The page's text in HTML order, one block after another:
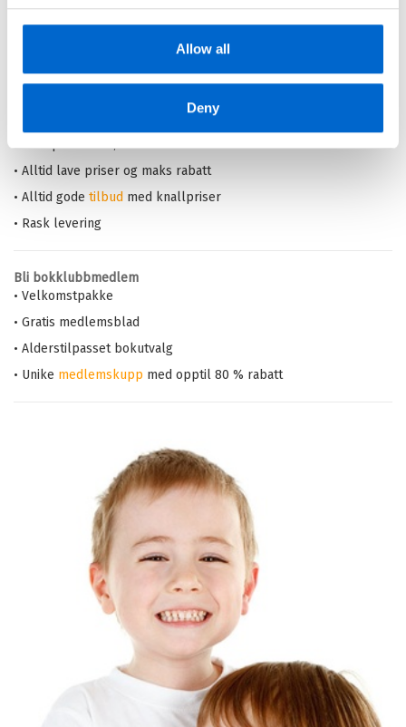
Allow all
Deny
Barnas Egen Bokverden – 100% leselyst!
• Best på barnebøker
• Alltid lave priser og maks rabatt
• Alltid gode tilbud med knallpriser
• Rask levering
Bli bokklubbmedlem
• Velkomstpakke
• Gratis medlemsblad
• Alderstilpasset bokutvalg
• Unike medlemskupp med opptil 80 % rabatt